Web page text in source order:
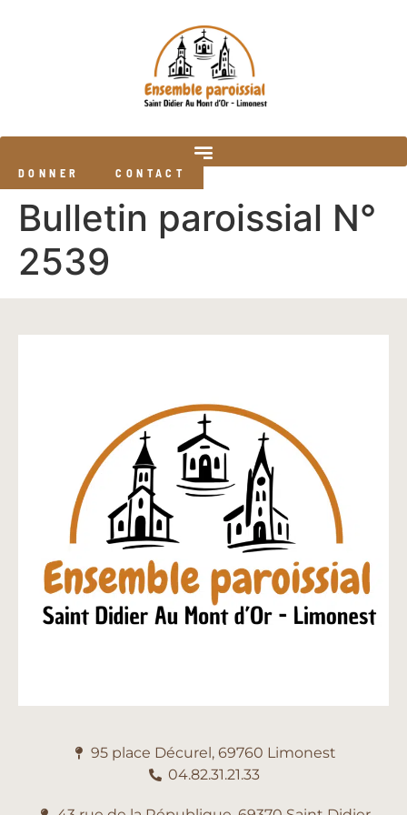
DONNER CONTACT
Bulletin paroissial N°
2539
95 place Décurel, 69760 Limonest
04.82.31.21.33